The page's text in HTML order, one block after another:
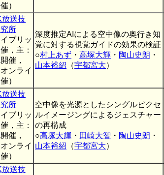
）
放送技
所
イブリッ
，主：
催，
ンライ
）
深度推定AIによる空中像の奥行き知
覚に対する視覚ガイドの効果の検証
○村上あず ・ 高塚大輝 ・ 陶山史朗 ・
山本裕紹 （宇都宮大）
放送技
所
イブリッ
，主：
催，
ンライ
）
空中像を光源としたシングルピクセ
ルイメージングによるジェスチャー
の再構成
○高塚大輝 ・ 田崎大智 ・ 陶山史朗 ・
山本裕紹 （宇都宮大）
放送技